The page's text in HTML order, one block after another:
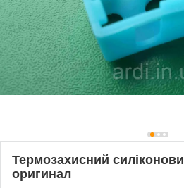
Термозахисний
оригинал